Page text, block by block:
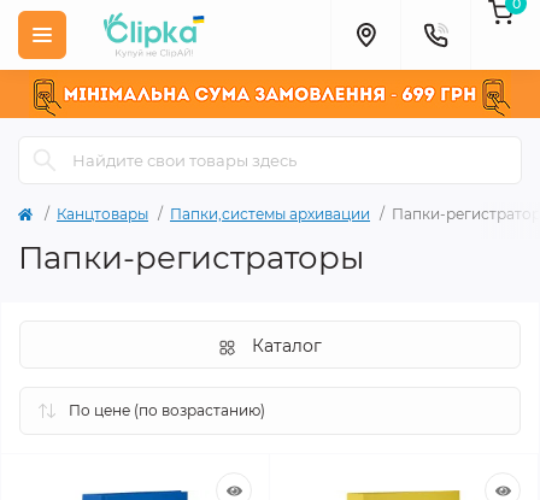
Канцтовары Папки,системы архивации Папки-
Папки-регистраторы
Каталог